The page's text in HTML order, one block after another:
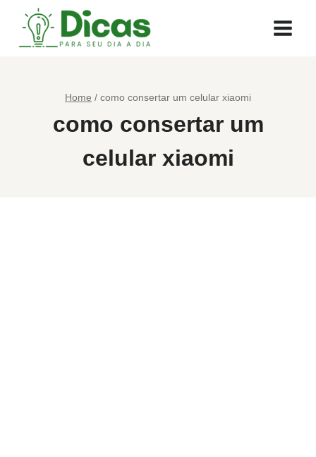
para
Home / como consertar um celular xiaomi
como consertar um
celular xiaomi